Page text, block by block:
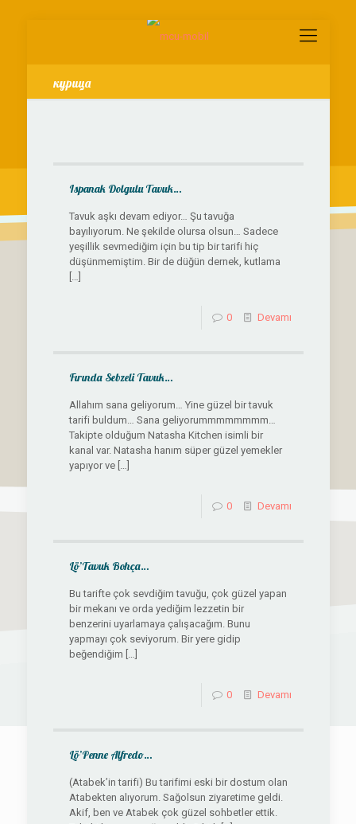
курица
Ispanak Dolgulu Tavuk…
Tavuk aşkı devam ediyor… Şu tavuğa
bayılıyorum. Ne şekilde olursa olsun… Sadece
yeşillik sevmediğim için bu tip bir tarifi hiç
düşünmemiştim. Bir de düğün dernek, kutlama
[…]
0 Devamı
Fırında Sebzeli Tavuk…
Allahım sana geliyorum… Yine güzel bir tavuk
tarifi buldum… Sana geliyorummmmmmmm…
Takipte olduğum Natasha Kitchen isimli bir
kanal var. Natasha hanım süper güzel yemekler
yapıyor ve[…]
0 Devamı
Lö’Tavuk Bohça…
Bu tarifte çok sevdiğim tavuğu, çok güzel yapan
bir mekanı ve orda yediğim lezzetin bir
benzerini uyarlamaya çalışacağım. Bunu
yapmayı çok seviyorum. Bir yere gidip
beğendiğim […]
0 Devamı
Lö’Penne Alfredo…
(Atabek’in tarifi) Bu tarifimi eski bir dostum olan
Atabekten alıyorum. Sağolsun ziyaretime geldi.
Akif, ben ve Atabek çok güzel sohbetler ettik.